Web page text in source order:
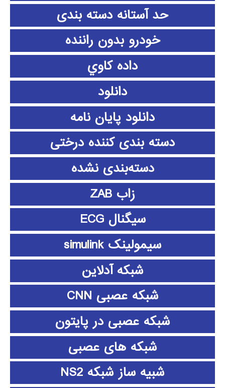
حد آستانه دسته بندی
خودرو بدون راننده
داده كاوي
دانلود
دانلود پايان نامه
دسته بندی کننده درختی
دسته‌بندی نشده
زاب ZAB
سیگنال ECG
سیمولینک simulink
شبکه آدلاین
شبکه عصبی CNN
شبکه عصبی در پایتون
شبکه های عصبی
شبیه ساز شبکه NS2